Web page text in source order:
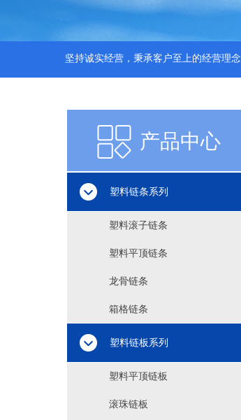
坚持诚实经营，秉承客户至上的经营理念
产品中心
产品中心
塑料链条系列
塑料滚子链条
塑料平顶链条
龙骨链条
箱格链条
塑料链板系列
塑料平顶链板
滚珠链板